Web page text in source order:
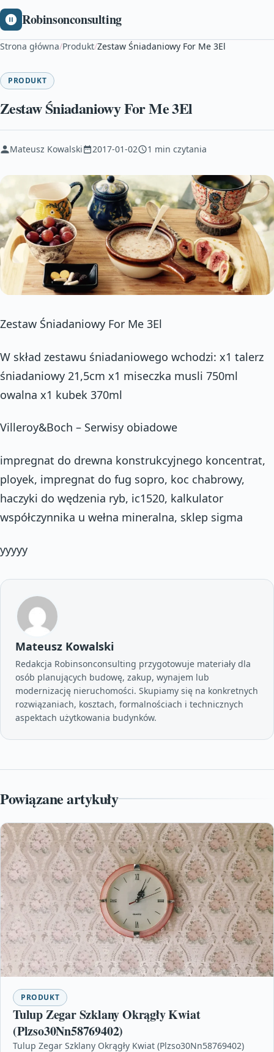
Robinsonconsulting
Strona główna/Produkt/Zestaw Śniadaniowy For Me 3El
PRODUKT
Zestaw Śniadaniowy For Me 3El
Mateusz Kowalski 2017-01-02 1 min czytania
Zestaw Śniadaniowy For Me 3El
W skład zestawu śniadaniowego wchodzi: x1 talerz
śniadaniowy 21,5cm x1 miseczka musli 750ml
owalna x1 kubek 370ml
Villeroy&Boch – Serwisy obiadowe
impregnat do drewna konstrukcyjnego koncentrat,
ployek, impregnat do fug sopro, koc chabrowy,
haczyki do wędzenia ryb, ic1520, kalkulator
współczynnika u wełna mineralna, sklep sigma
yyyyy
Mateusz Kowalski
Redakcja Robinsonconsulting przygotowuje materiały dla
osób planujących budowę, zakup, wynajem lub
modernizację nieruchomości. Skupiamy się na konkretnych
rozwiązaniach, kosztach, formalnościach i technicznych
aspektach użytkowania budynków.
Powiązane artykuły
PRODUKT
Tulup Zegar Szklany Okrągły Kwiat
(Plzso30Nn58769402)
Tulup Zegar Szklany Okrągły Kwiat (Plzso30Nn58769402)